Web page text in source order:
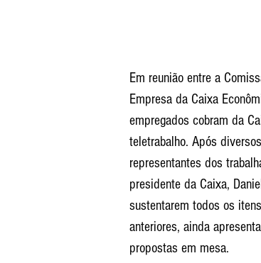
Em reunião entre a
Empresa da Caixa
empregados cobram da
teletrabalho. Após
representantes dos
presidente da Caixa,
sustentarem todos os
anteriores, ainda
propostas em mesa.